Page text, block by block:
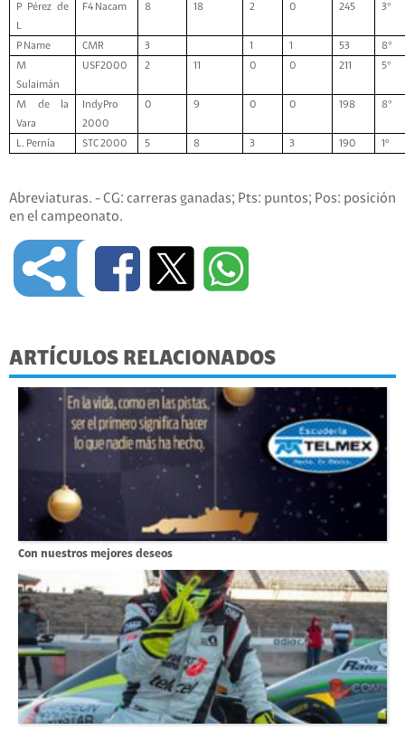
P Pérez de
L
F4 Nacam 8 18 2 0 245 3°
P Name CMR 3 1 1 53
8°
M
Sulaimán
USF2000 2 11 0 0 211 5°
M de la
Vara
IndyPro
2000
0 9 0 0 198 8°
L. Pernía STC 2000 5 8 3 3 190 1º
Abreviaturas. - CG: carreras ganadas; Pts: puntos; Pos: posición
en el campeonato.
ARTÍCULOS RELACIONADOS
Con nuestros mejores deseos